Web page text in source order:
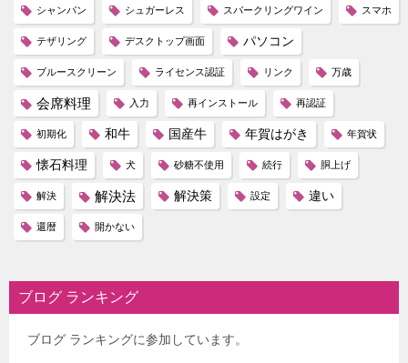
シャンパン シュガーレス スパークリングワイン スマホ
テザリング デスクトップ画面 パソコン
ブルースクリーン ライセンス認証 リンク 万歳
会席料理 入力 再インストール 再認証
初期化 和牛 国産牛 年賀はがき 年賀状
懐石料理 犬 砂糖不使用 続行 胴上げ
解決 解決法 解決策 設定 違い
還暦 開かない
ブログ ランキング
ブログ ランキングに参加しています。